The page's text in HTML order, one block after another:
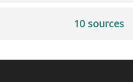
10 sources